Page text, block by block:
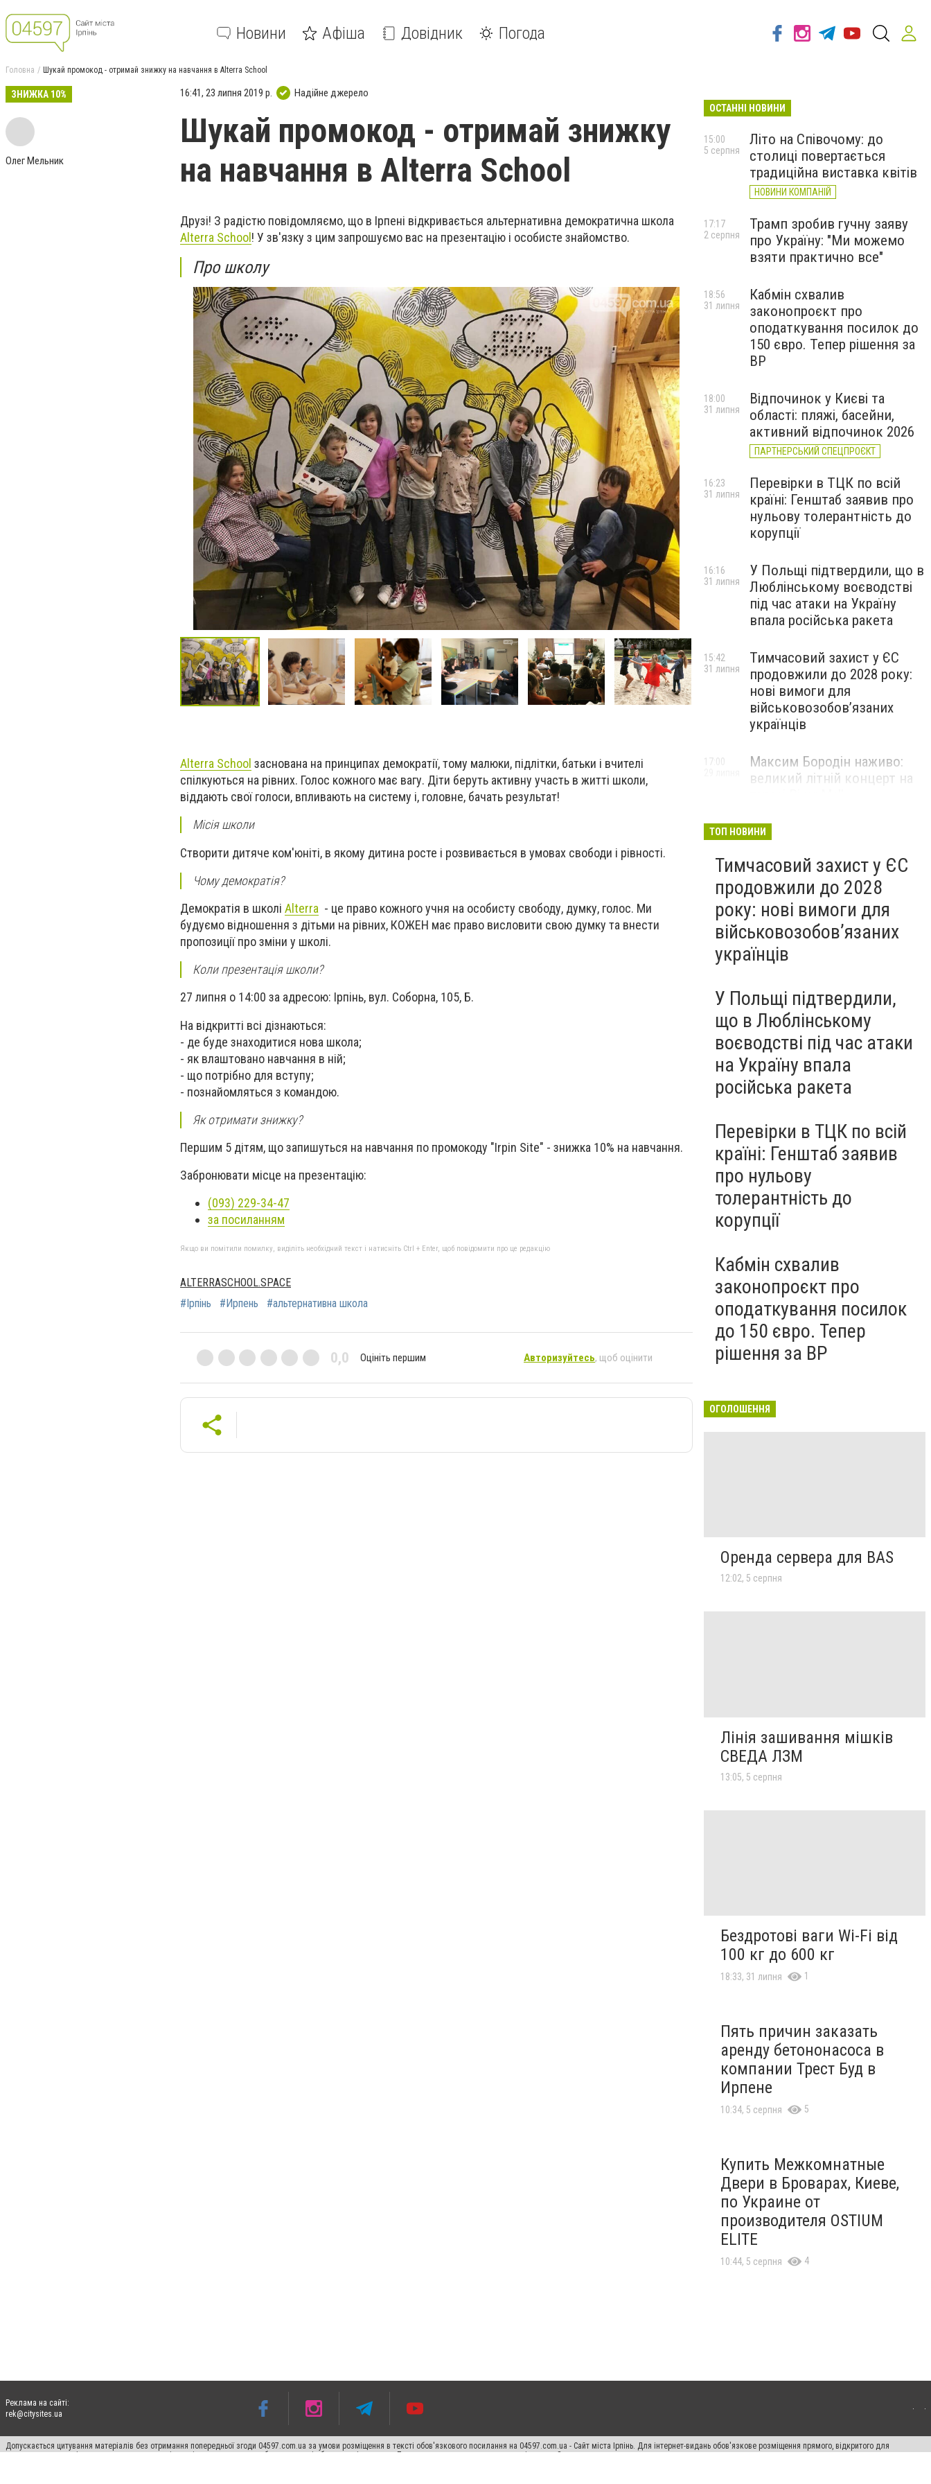
Новини Афіша Довідник Погода
Головна Шукай промокод - отримай знижку на навчання в Alterra School
ЗНИЖКА 10%
Олег Мельник
16:41, 23 липня 2019 р. Надійне джерело
Шукай промокод - отримай знижку
на навчання в Alterra School
Друзі! З радістю повідомляємо, що в Ірпені відкривається альтернативна демократична школа
Alterra School ! У зв'язку з цим запрошуємо вас на презентацію і особисте знайомство.
Про школу
Alterra School заснована на принципах демократії, тому малюки, підлітки, батьки і вчителі
спілкуються на рівних. Голос кожного має вагу. Діти беруть активну участь в житті школи,
віддають свої голоси, впливають на систему і, головне, бачать результат!
Місія школи
Створити дитяче ком'юніті, в якому дитина росте і розвивається в умовах свободи і рівності.
Чому демократія?
Демократія в школі Alterra - це право кожного учня на особисту свободу, думку, голос. Ми
будуємо вiдношення з дітьми на рівних, КОЖЕН має право висловити свою думку та внести
пропозиції про зміни у школi.
Коли презентація школи?
27 липня о 14:00 за адресою: Ірпінь, вул. Соборна, 105, Б.
На відкритті всі дізнаються:
- де буде знаходитися нова школа;
- як влаштовано навчання в ній;
- що потрібно для вступу;
- познайомляться з командою.
Як отримати знижку?
Першим 5 дітям, що запишуться на навчання по промокоду "Irpin Site" - знижка 10% на навчання.
Забронювати місце на презентацію:
(093) 229-34-47
за посиланням
Якщо ви помітили помилку, виділіть необхідний текст і натисніть Ctrl + Enter, щоб повідомити про це редакцію
ALTERRASCHOOL.SPACE
#Ірпінь
#Ирпень #альтернативна школа
0,0 Оцініть першим Авторизуйтесь, щоб оцінити
ОСТАННІ НОВИНИ
Літо на Співочому: до
столиці повертається
традиційна виставка квітів
НОВИНИ КОМПАНІЙ
15:00
5 серпня
Трамп зробив гучну заяву
про Україну: "Ми можемо
взяти практично все"
17:17
2 серпня
Кабмін схвалив
законопроєкт про
оподаткування посилок до
150 євро. Тепер рішення за
ВР
18:56
31 липня
Відпочинок у Києві та
області: пляжі, басейни,
активний відпочинок 2026
ПАРТНЕРСЬКИЙ СПЕЦПРОЄКТ
18:00
31 липня
Перевірки в ТЦК по всій
країні: Генштаб заявив про
нульову толерантність до
корупції
16:23
31 липня
У Польщі підтвердили, що в
Люблінському воєводстві
під час атаки на Україну
впала російська ракета
16:16
31 липня
Тимчасовий захист у ЄС
продовжили до 2028 року:
нові вимоги для
військовозобов’язаних
українців
15:42
31 липня
Максим Бородін наживо:
великий літній концерт на
17:00
ТОП НОВИНИ
Тимчасовий захист у ЄС
продовжили до 2028
року: нові вимоги для
військовозобов’язаних
українців
У Польщі підтвердили,
що в Люблінському
воєводстві під час атаки
на Україну впала
російська ракета
Перевірки в ТЦК по всій
країні: Генштаб заявив
про нульову
толерантність до
корупції
Кабмін схвалив
законопроєкт про
оподаткування посилок
до 150 євро. Тепер
рішення за ВР
ОГОЛОШЕННЯ
Оренда сервера для BAS
12:02, 5 серпня
Лінія зашивання мішків
СВЕДА ЛЗМ
13:05, 5 серпня
Бездротові ваги Wi-Fi від
100 кг до 600 кг
18:33, 31 липня 1
Пять причин заказать
аренду бетононасоса в
компании Трест Буд в
Ирпене
10:34, 5 серпня 5
Купить Межкомнатные
Двери в Броварах, Киеве,
по Украине от
производителя OSTIUM
ELITE
10:44, 5 серпня 4
Реклама на сайті:
rek@citysites.ua
Допускається цитування матеріалів без отримання попередньої згоди 04597.com.ua за умови розміщення в тексті обов'язкового посилання на 04597.com.ua - Сайт міста Ірпінь. Для інтернет-видань обов'язкове розміщення прямого, відкритого для
пошукових систем гіперпосилання на цитовані статті не нижче другого абзацу в тексті або в якості джерела. Порушення виняткових прав переслідується Законом.